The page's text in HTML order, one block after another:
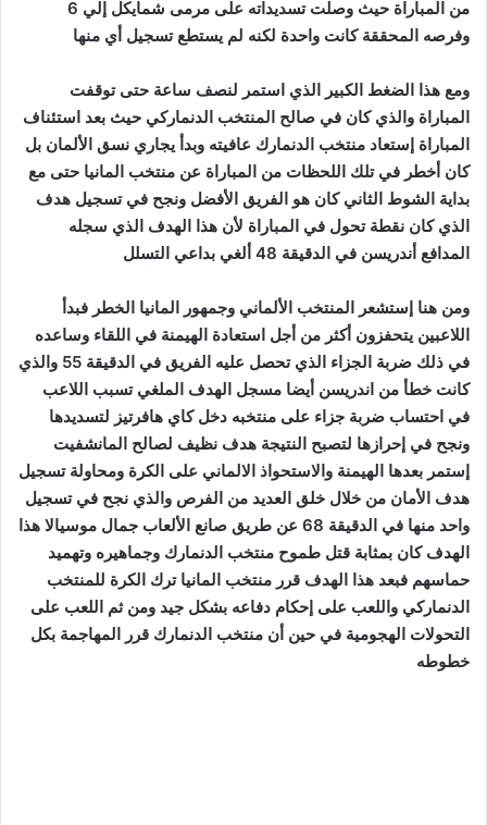
من المباراة حيث وصلت تسديداته على مرمى شمايكل إلي 6
وفرصه المحققة كانت واحدة لكنه لم يستطع تسجيل أي منها
ومع هذا الضغط الكبير الذي استمر لنصف ساعة حتى توقفت
المباراة والذي كان في صالح المنتخب الدنماركي حيث بعد استئناف
المباراة إستعاد منتخب الدنمارك عافيته وبدأ يجاري نسق الألمان بل
كان أخطر في تلك اللحظات من المباراة عن منتخب المانيا حتى مع
بداية الشوط الثاني كان هو الفريق الأفضل ونجح في تسجيل هدف
الذي كان نقطة تحول في المباراة لأن هذا الهدف الذي سجله
المدافع أندريسن في الدقيقة 48 ألغي بداعي التسلل
ومن هنا إستشعر المنتخب الألماني وجمهور المانيا الخطر فبدأ
اللاعبين يتحفزون أكثر من أجل استعادة الهيمنة في اللقاء وساعده
في ذلك ضربة الجزاء الذي تحصل عليه الفريق في الدقيقة 55 والذي
كانت خطأ من اندريسن أيضا مسجل الهدف الملغي تسبب اللاعب
في احتساب ضربة جزاء على منتخبه دخل كاي هافرتيز لتسديدها
ونجح في إحرازها لتصبح النتيجة هدف نظيف لصالح المانشفيت
إستمر بعدها الهيمنة والاستحواذ الالماني على الكرة ومحاولة تسجيل
هدف الأمان من خلال خلق العديد من الفرص والذي نجح في تسجيل
واحد منها في الدقيقة 68 عن طريق صانع الألعاب جمال موسيالا هذا
الهدف كان بمثابة قتل طموح منتخب الدنمارك وجماهيره وتهميد
حماسهم فبعد هذا الهدف قرر منتخب المانيا ترك الكرة للمنتخب
الدنماركي واللعب على إحكام دفاعه بشكل جيد ومن ثم اللعب على
التحولات الهجومية في حين أن منتخب الدنمارك قرر المهاجمة بكل
خطوطه